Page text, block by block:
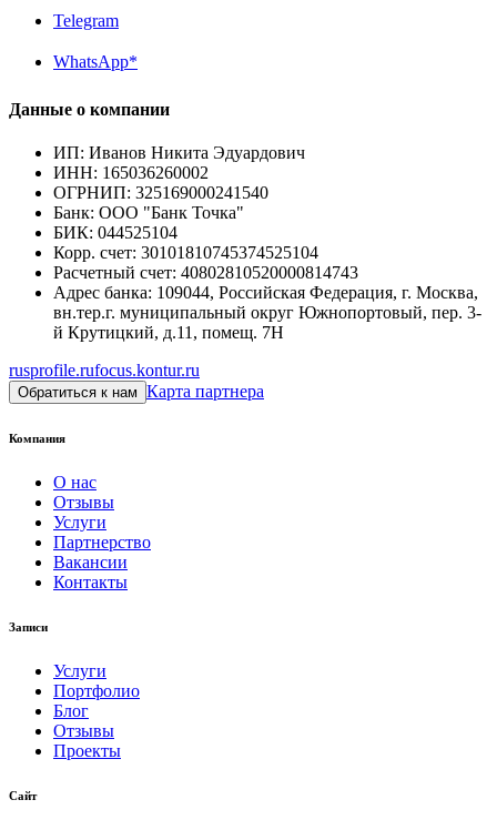
Telegram
WhatsApp*
Данные о компании
ИП: Иванов Никита Эдуардович
ИНН: 165036260002
ОГРНИП: 325169000241540
Банк: ООО "Банк Точка"
БИК: 044525104
Корр. счет: 30101810745374525104
Расчетный счет: 40802810520000814743
Адрес банка: 109044, Российская Федерация, г. Москва,
вн.тер.г. муниципальный округ Южнопортовый, пер. 3-
й Крутицкий, д.11, помещ. 7Н
rusprofile.rufocus.kontur.ru
Обратиться к нам Карта партнера
Компания
О нас
Отзывы
Услуги
Партнерство
Вакансии
Контакты
Записи
Услуги
Портфолио
Блог
Отзывы
Проекты
Сайт